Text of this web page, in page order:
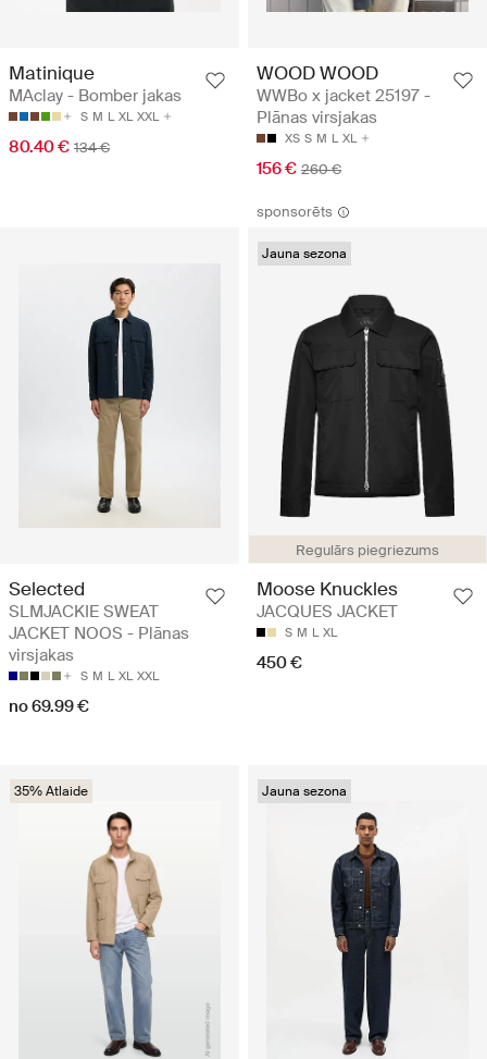
Matinique
MAclay - Bomber jakas
S M L XL XXL
80.40 € 134 €
WOOD WOOD
WWBo x jacket 25197 -
Plānas virsjakas
XS S M L XL
156 € 260 €
Selected
SLMJACKIE SWEAT
JACKET NOOS - Plānas
virsjakas
S M L XL XXL
no 69.99 €
sponsorēts
Regulārs piegriezums
Jauna sezona
Moose Knuckles
JACQUES JACKET
S M L XL
450 €
35% Atlaide Jauna sezona